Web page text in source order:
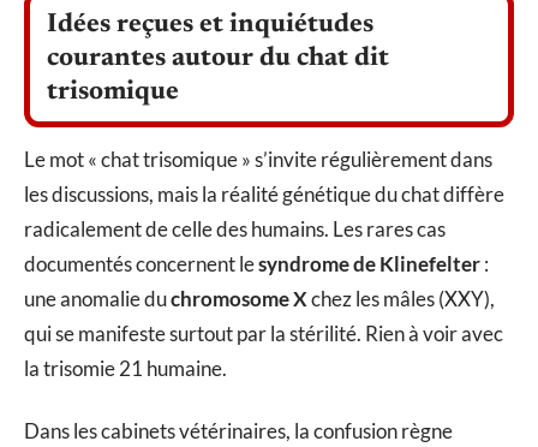
Idées reçues et inquiétudes
courantes autour du chat dit
trisomique
Le mot « chat trisomique » s’invite régulièrement dans
les discussions, mais la réalité génétique du chat diffère
radicalement de celle des humains. Les rares cas
documentés concernent lesyndrome de Klinefelter:
une anomalie duchromosome Xchez les mâles (XXY),
qui se manifeste surtout par la stérilité. Rien à voir avec
la trisomie 21 humaine.
Dans les cabinets vétérinaires, la confusion règne